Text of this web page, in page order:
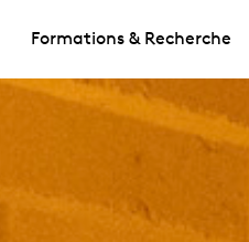
Formations & Recherche